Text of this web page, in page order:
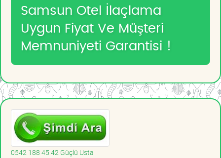
Samsun Otel İlaçlama
Uygun Fiyat Ve Müşteri
Memnuniyeti Garantisi !
0542 188 45 42 Güçlü Usta